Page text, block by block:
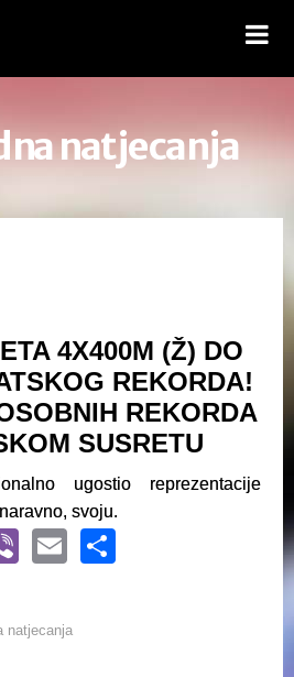
natjecanja
4X400M (Ž) DO
REKORDA!
REKORDA
SUSRETU
ugostio reprezentacije
svoju.
Vi
E
natjecanja